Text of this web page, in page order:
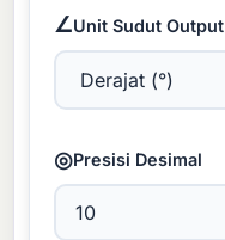
∠Unit Sudut Output
◎Presisi Desimal